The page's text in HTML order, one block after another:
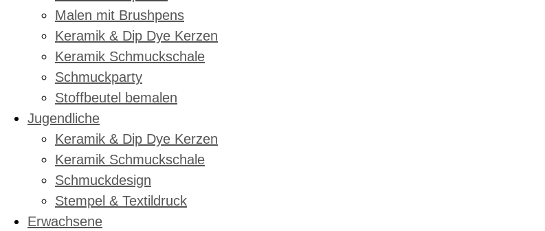
Malen mit Brushpens
Keramik & Dip Dye Kerzen
Keramik Schmuckschale
Schmuckparty
Stoffbeutel bemalen
Jugendliche
Keramik & Dip Dye Kerzen
Keramik Schmuckschale
Schmuckdesign
Stempel & Textildruck
Erwachsene